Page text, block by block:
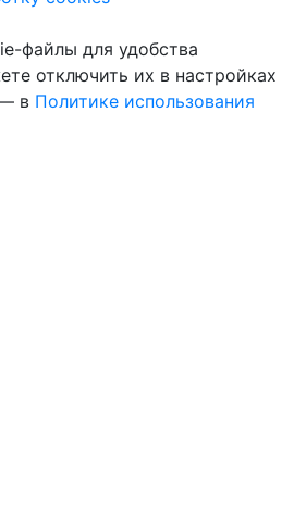
файлы для удобства
отключить их в настройках
в Политике использования